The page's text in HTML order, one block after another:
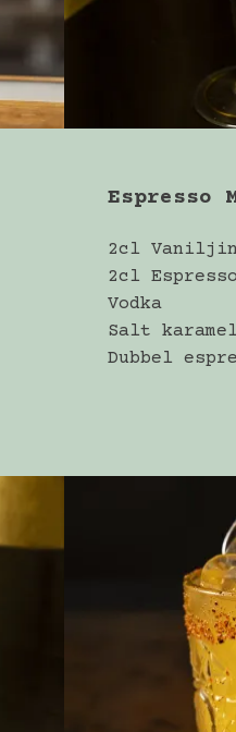
Espresso
2cl
2cl
Vodka
Salt
Dubbel